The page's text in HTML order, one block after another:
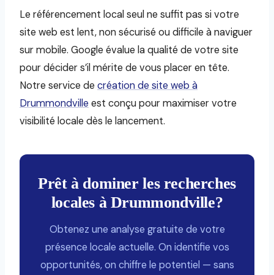
Le référencement local seul ne suffit pas si votre
site web est lent, non sécurisé ou difficile à naviguer
sur mobile. Google évalue la qualité de votre site
pour décider s’il mérite de vous placer en tête.
Notre service de création de site web à
Drummondville est conçu pour maximiser votre
visibilité locale dès le lancement.
Prêt à dominer les recherches
locales à Drummondville?
Obtenez une analyse gratuite de votre
présence locale actuelle. On identifie vos
opportunités, on chiffre le potentiel — sans